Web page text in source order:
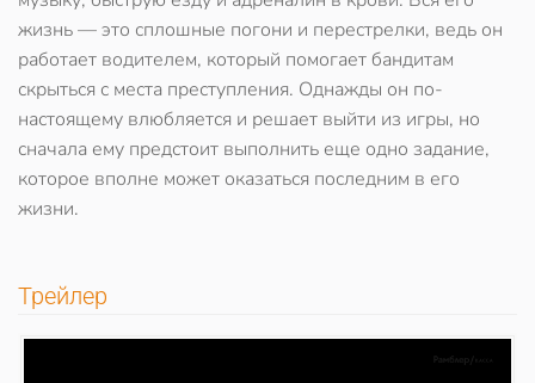
жизнь — это сплошные погони и перестрелки, ведь он
работает водителем, который помогает бандитам
скрыться с места преступления. Однажды он по-
настоящему влюбляется и решает выйти из игры, но
сначала ему предстоит выполнить еще одно задание,
которое вполне может оказаться последним в его
жизни.
Трейлер